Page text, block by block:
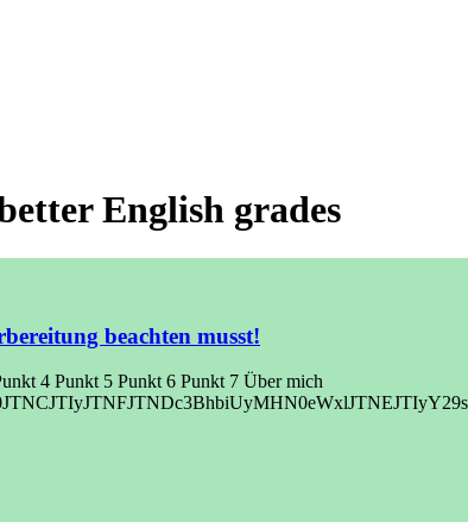
English grades
beachten musst!
4 Punkt 5 Punkt 6 Punkt 7 Über mich